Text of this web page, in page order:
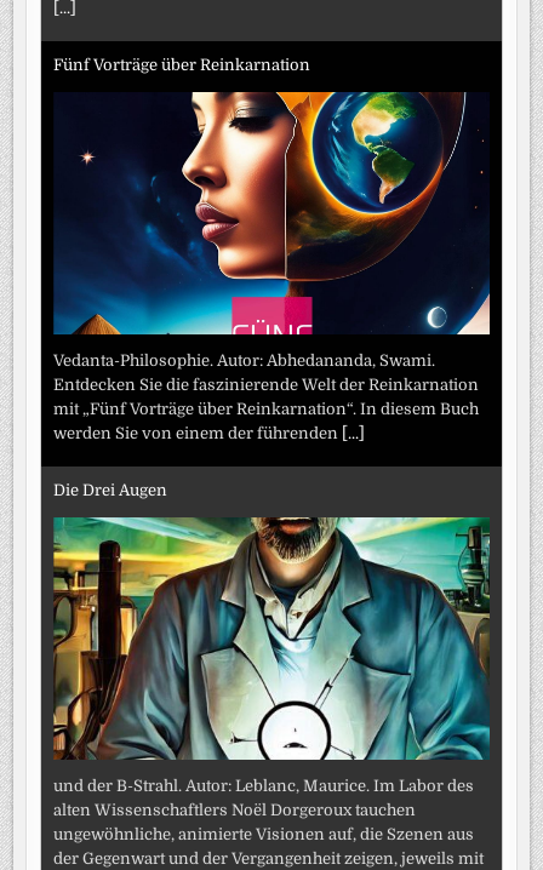
[...]
Fünf Vorträge über Reinkarnation
Vedanta-Philosophie. Autor: Abhedananda, Swami.
Entdecken Sie die faszinierende Welt der Reinkarnation
mit „Fünf Vorträge über Reinkarnation“. In diesem Buch
werden Sie von einem der führenden [...]
Die Drei Augen
und der B-Strahl. Autor: Leblanc, Maurice. Im Labor des
alten Wissenschaftlers Noël Dorgeroux tauchen
ungewöhnliche, animierte Visionen auf, die Szenen aus
der Gegenwart und der Vergangenheit zeigen, jeweils mit